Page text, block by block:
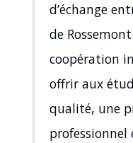
d’échange
de
coopération
offrir aux
qualité, une
professionnel